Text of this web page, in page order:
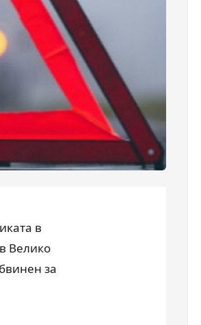
в
Велико
за